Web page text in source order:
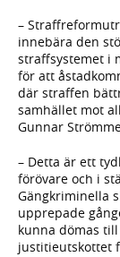
–
innebära den
straffsystemet i
för att
där straffen
samhället mot
Gunnar
– Detta är ett
förövare och i
Gängkriminella
upprepade
kunna dömas
justitieutskottet